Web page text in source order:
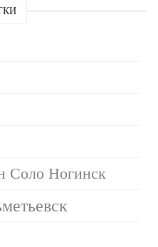
Соло Ногинск